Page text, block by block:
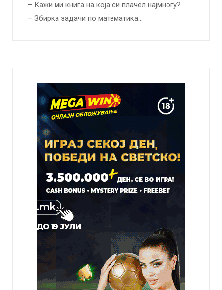
– Кажи ми книга на која си плачел најмногу?
– Збирка задачи по математика…